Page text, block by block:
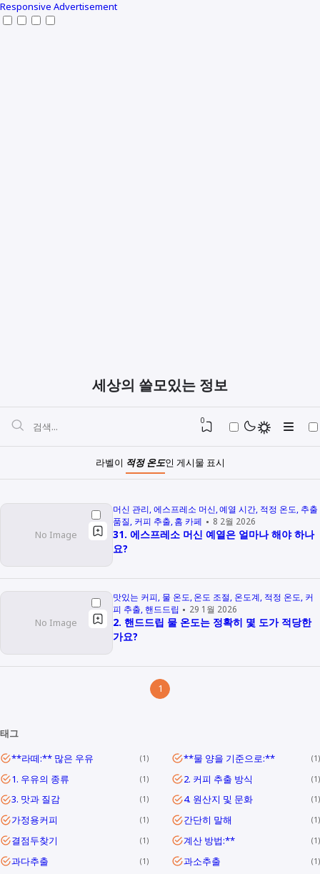
Responsive Advertisement
세상의 쓸모있는 정보
0
라벨이 적정 온도인 게시물 표시
머신 관리 에스프레소 머신 예열 시간 적정 온도 추출
품질 커피 추출 홈 카페 8 2월 2026
31. 에스프레소 머신 예열은 얼마나 해야 하나
요?
맛있는 커피 물 온도 온도 조절 온도계 적정 온도 커
피 추출 핸드드립 29 1월 2026
2. 핸드드립 물 온도는 정확히 몇 도가 적당한
가요?
1
태그
**라떼:** 많은 우유
1 **물 양을 기준으로:** 1
1. 우유의 종류 1 2. 커피 추출 방식 1
3. 맛과 질감 1 4. 원산지 및 문화 1
가정용커피 1 간단히 말해 1
결점두찾기 1 계산 방법:** 1
과다추출 1 과소추출 1